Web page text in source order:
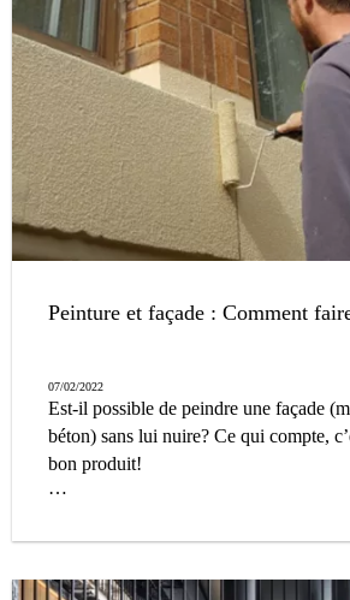
Peinture et façade : Comment
07/02/2022
Est-il possible de peindre une façade
béton) sans lui nuire? Ce qui compte, c’est d’utiliser le
bon produit!
minérale !